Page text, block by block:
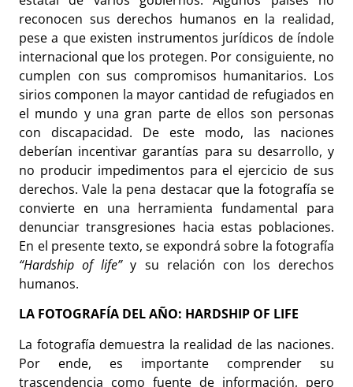
reconocen sus derechos humanos en la realidad,
pese a que existen instrumentos jurídicos de índole
internacional que los protegen. Por consiguiente, no
cumplen con sus compromisos humanitarios. Los
sirios componen la mayor cantidad de refugiados en
el mundo y una gran parte de ellos son personas
con discapacidad. De este modo, las naciones
deberían incentivar garantías para su desarrollo, y
no producir impedimentos para el ejercicio de sus
derechos. Vale la pena destacar que la fotografía se
convierte en una herramienta fundamental para
denunciar transgresiones hacia estas poblaciones.
En el presente texto, se expondrá sobre la fotografía
“Hardship of life”y su relación con los derechos
humanos.
LA FOTOGRAFÍA DEL AÑO: HARDSHIP OF LIFE
La fotografía demuestra la realidad de las naciones.
Por ende, es importante comprender su
trascendencia como fuente de información, pero